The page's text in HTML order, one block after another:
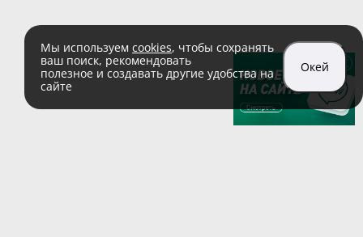
Мы используем cookies, чтобы сохранять
ваш поиск, рекомендовать
полезное и создавать другие удобства на
сайте
Окей